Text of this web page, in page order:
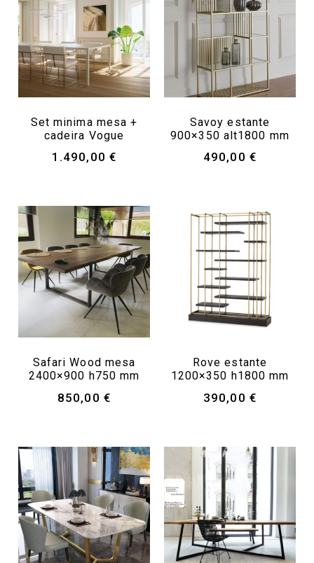
Set minima mesa +
cadeira Vogue
1.490,00 €
Savoy estante
900×350 alt1800 mm
490,00 €
Safari Wood mesa
2400×900 h750 mm
850,00 €
Rove estante
1200×350 h1800 mm
390,00 €